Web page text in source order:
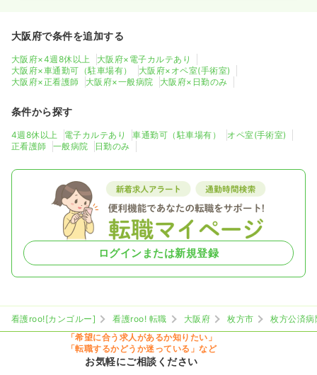
大阪府で条件を追加する
大阪府×4週8休以上
大阪府×電子カルテあり
大阪府×車通勤可（駐車場有）
大阪府×オペ室(手術室)
大阪府×正看護師
大阪府×一般病院 大阪府×日勤のみ
条件から探す
4週8休以上 電子カルテあり 車通勤可（駐車場有）
オペ室(手術室)
正看護師
一般病院 日勤のみ
ログインまたは新規登録
看護roo![カンゴルー] 看護roo! 転職 大阪府 枚方市
枚方公済病
「希望に合う求人があるか知りたい」
「転職するかどうか迷っている」など
お気軽にご相談ください